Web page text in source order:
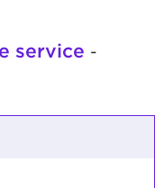
service -